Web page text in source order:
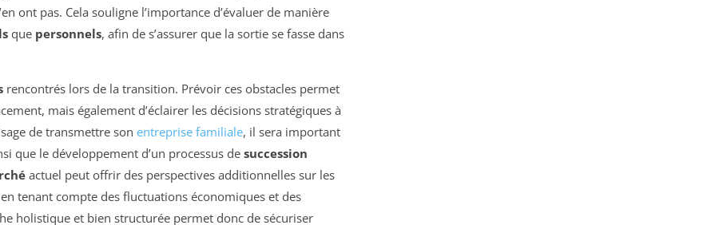
ont pas. Cela souligne l’importance d’évaluer de manière
que personnels, afin de s’assurer que la sortie se fasse dans
rencontrés lors de la transition. Prévoir ces obstacles permet
mais également d’éclairer les décisions stratégiques à
de transmettre son entreprise familiale, il sera important
que le développement d’un processus de succession
actuel peut offrir des perspectives additionnelles sur les
tenant compte des fluctuations économiques et des
holistique et bien structurée permet donc de sécuriser